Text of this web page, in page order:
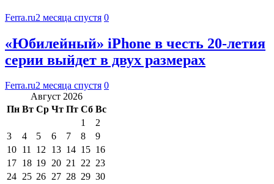
Ferra.ru2 месяца спустя 0
«Юбилейный» iPhone в честь 20-летия
серии выйдет в двух размерах
Ferra.ru2 месяца спустя 0
Август 2026
Пн Вт Ср Чт Пт Сб Вс
1
2
3
4 5 6 7 8
9
10 11 12 13 14 15 16
17 18 19 20 21 22 23
24 25 26 27 28 29 30